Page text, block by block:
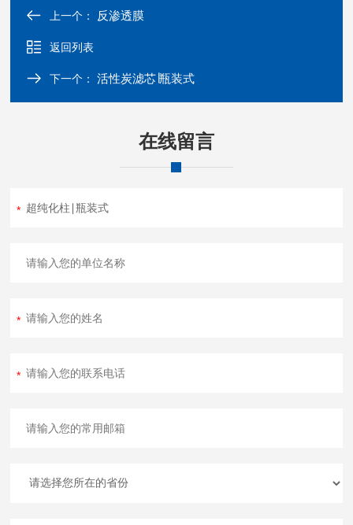
上一个： 反渗透膜
返回列表
下一个：活性炭滤芯∣瓶装式
在线留言